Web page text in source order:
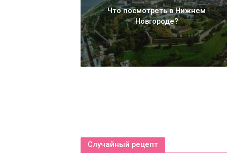
Что посмотреть в Нижнем
Новгороде?
Случайный рецепт